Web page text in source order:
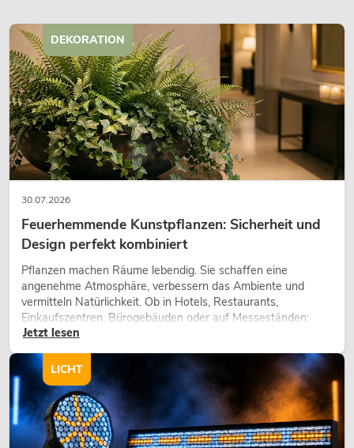
30.07.2026
Feuerhemmende Kunstpflanzen: Sicherheit und
Design perfekt kombiniert
Pflanzen machen Räume lebendig. Sie schaffen eine
angenehme Atmosphäre, verbessern das Ambiente und
vermitteln Natürlichkeit. Ob in Hotels, Restaurants,
Einkaufszentren, Bürogebäuden oder auf Messeständen:
eine hochwertige Begrünung gehört heute längst zum
Jetzt lesen
DEKORATION
LICHT